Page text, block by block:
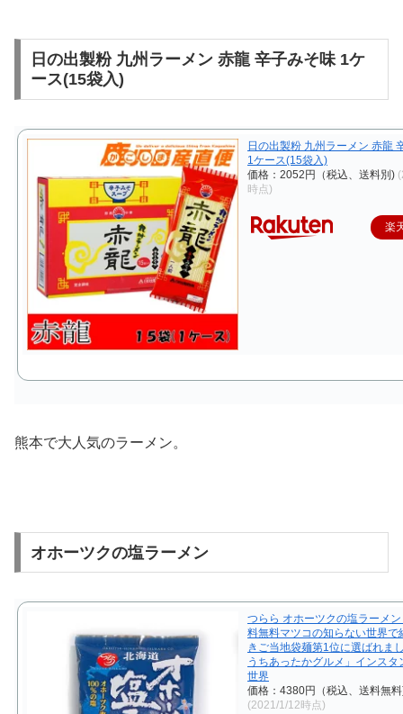
日の出製粉 九州ラーメン 赤龍 辛子みそ味 1ケ
ース(15袋入)
日の出製粉 九州ラーメン 赤龍
1ケース(15袋入)
価格：2052円（税込、送料別)
時点)
楽
熊本で大人気のラーメン。
オホーツクの塩ラーメン
つらら オホーツクの塩ラーメ
料無料マツコの知らない世界で
きご当地袋麺第1位に選ばれま
うちあったかグルメ」インスタ
世界
価格：4380円（税込、送料無
(2021/1/12時点)